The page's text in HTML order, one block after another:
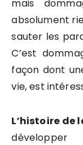
mais
absolument
sauter les
C’est
façon dont
vie, est
L’histoire de